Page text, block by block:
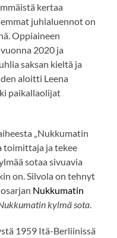
kertaa
juhlaluennot on
Oppiaineen
2020 ja
saksan kieltä ja
aloitti Leena
paikallaolijat
„Nukkumatin
toimittaja ja tekee
sotaa sivuavia
on. Silvola on tehnyt
Nukkumatin
kylmä sota
1959 Itä-Berliinissä